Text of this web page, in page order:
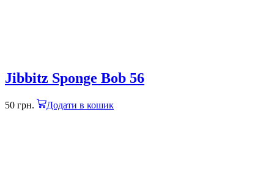
Jibbitz Sponge Bob 56
50 грн. Додати в кошик